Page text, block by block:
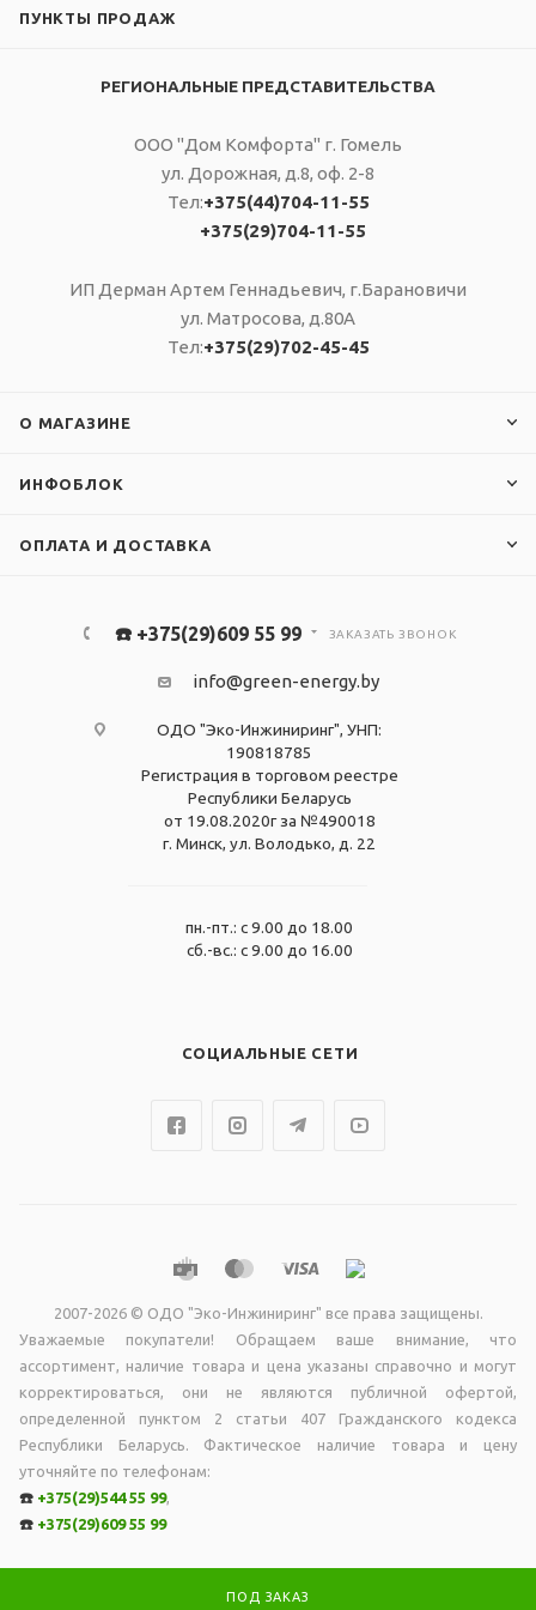
ПОД ЗАКАЗ
напряжение
Гарантия
ПУНКТЫ ПРОДАЖ
РЕГИОНАЛЬНЫЕ ПРЕДСТАВИТЕЛЬСТВА
ООО "Дом Комфорта" г. Гомель
ул. Дорожная, д.8, оф. 2-8
Тел:+375(44)704-11-55
+375(29)704-11-55
ИП Дерман Артем Геннадьевич, г.Барановичи
ул. Матросова, д.80А
Тел:+375(29)702-45-45
О МАГАЗИНЕ
ИНФОБЛОК
ОПЛАТА И ДОСТАВКА
☎️ +375(29)609 55 99 ЗАКАЗАТЬ ЗВОНОК
info@green-energy.by
ОДО "Эко-Инжиниринг", УНП:
190818785
Регистрация в торговом реестре
Республики Беларусь
от 19.08.2020г за №490018
г. Минск, ул. Володько, д. 22
пн.-пт.: с 9.00 до 18.00
сб.-вс.: с 9.00 до 16.00
СОЦИАЛЬНЫЕ СЕТИ
2007-2026 © ОДО "Эко-Инжиниринг" все права защищены.
Уважаемые покупатели! Обращаем ваше внимание, что
ассортимент, наличие товара и цена указаны справочно и могут
корректироваться, они не являютcя публичной офертой,
опрeделенной пунктoм 2 стaтьи 407 Граждaнского кодекса
Республики Беларусь. Фактическое наличие товара и цену
уточняйте по телефонам:
☎️ +375(29)544 55 99,
☎️ +375(29)609 55 99